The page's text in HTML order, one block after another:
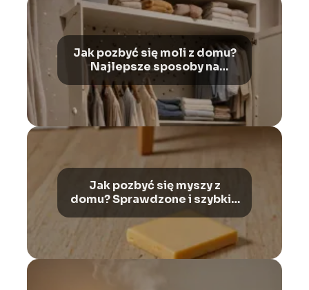
Jak pozbyć się moli z domu?
Najlepsze sposoby na
ochronę odzieży
Jak pozbyć się myszy z
domu? Sprawdzone i szybkie